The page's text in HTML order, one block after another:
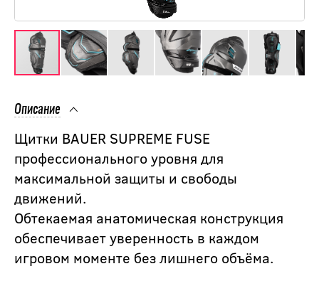
Описание
Щитки BAUER SUPREME FUSE
профессионального уровня для
максимальной защиты и свободы
движений.
Обтекаемая анатомическая конструкция
обеспечивает уверенность в каждом
игровом моменте без лишнего объёма.